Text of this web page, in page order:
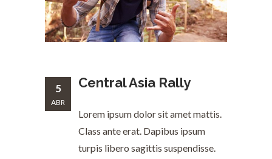
5
ABR
Central Asia Rally
Lorem ipsum dolor sit amet mattis.
Class ante erat. Dapibus ipsum
turpis libero sagittis suspendisse.